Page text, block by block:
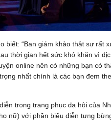
biết: “Ban giám khảo thật sự rất
thời gian hết sức khó khăn vì
online nên có những bạn có
nhất chính là các bạn đem
trong trang phục dạ hội của
nữ) với phần biểu diễn tưng